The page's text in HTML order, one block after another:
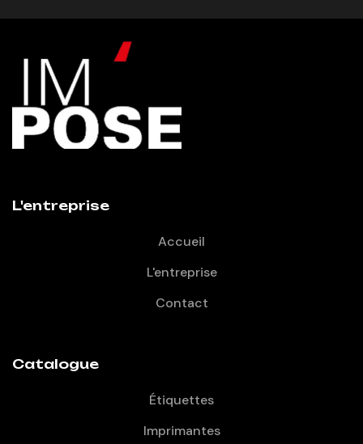
L'entreprise
Accueil
L'entreprise
Contact
Catalogue
Étiquettes
Imprimantes